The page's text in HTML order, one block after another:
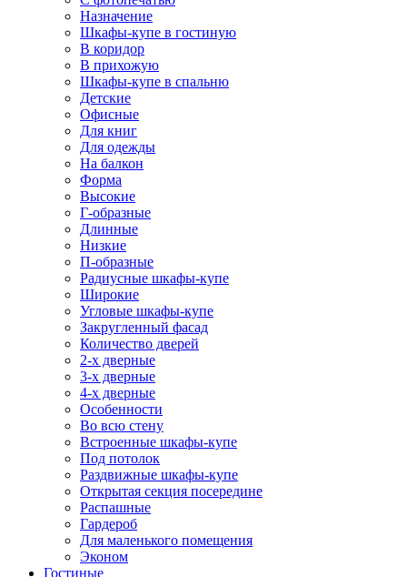
Назначение
Шкафы-купе в гостиную
В коридор
В прихожую
Шкафы-купе в спальню
Детские
Офисные
Для книг
Для одежды
На балкон
Форма
Высокие
Г-образные
Длинные
Низкие
П-образные
Радиусные шкафы-купе
Широкие
Угловые шкафы-купе
Закругленный фасад
Количество дверей
2-х дверные
3-х дверные
4-х дверные
Особенности
Во всю стену
Встроенные шкафы-купе
Под потолок
Раздвижные шкафы-купе
Открытая секция посередине
Распашные
Гардероб
Для маленького помещения
Эконом
Гостиные